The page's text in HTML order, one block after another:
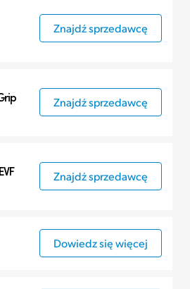
Cinema Camera
Akcesoria
Znajdź sprzedawcę
Znajdź sprzedawcę
Znajdź sprzedawcę
Dowiedz się więcej